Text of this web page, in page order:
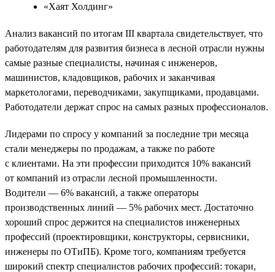
«Хаят Холдинг»
Анализ вакансий по итогам III квартала свидетельствует, что
работодателям для развития бизнеса в лесной отрасли нужны
самые разные специалисты, начиная с инженеров,
машинистов, кладовщиков, рабочих и заканчивая
маркетологами, переводчиками, закупщиками, продавцами.
Работодатели держат спрос на самых разных профессионалов.
Лидерами по спросу у компаний за последние три месяца
стали менеджеры по продажам, а также по работе
с клиентами. На эти профессии приходится 10% вакансий
от компаний из отрасли лесной промышленности.
Водители — 6% вакансий, а также операторы
производственных линий — 5% рабочих мест. Достаточно
хороший спрос держится на специалистов инженерных
профессий (проектировщики, конструкторы, сервисники,
инженеры по ОТиПБ). Кроме того, компаниям требуется
широкий спектр специалистов рабочих профессий: токари,